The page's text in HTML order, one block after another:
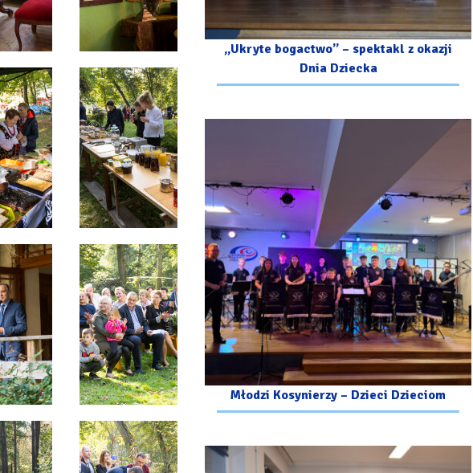
„Ukryte bogactwo” – spektakl z okazji
Dnia Dziecka
Młodzi Kosynierzy – Dzieci Dzieciom